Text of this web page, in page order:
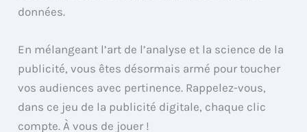
données.
En mélangeant l’art de l’analyse et la science de la
publicité, vous êtes désormais armé pour toucher
vos audiences avec pertinence. Rappelez-vous,
dans ce jeu de la publicité digitale, chaque clic
compte. À vous de jouer !